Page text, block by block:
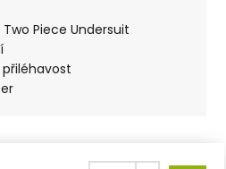
Piece Undersuit